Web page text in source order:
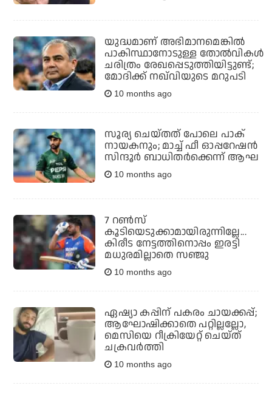
യുദ്ധമാണ് അഭിമാനമെങ്കില്‍
പാകിസ്ഥാനോടുള്ള തോല്‍വികള്‍
ചരിത്രം രേഖപ്പെടുത്തിയിട്ടുണ്ട്;
മോദിക്ക് നഖ്‌വിയുടെ മറുപടി
10 months ago
സൂര്യ ചെയ്തത് പോലെ പാക്
നായകനും; മാച്ച് ഫീ ഓപ്പറേഷന്‍
സിന്ദൂര്‍ ബാധിതര്‍ക്കെന്ന് ആഘ
10 months ago
7 റണ്‍സ്
കൂടിയെടുക്കാമായിരുന്നില്ലേ...
കിരീട നേട്ടത്തിനൊപ്പം ഇരട്ടി
മധുരമില്ലാതെ സഞ്ജു
10 months ago
ഏഷ്യാ കപ്പിന് പകരം ചായക്കപ്പ്;
ആഘോഷിക്കാതെ പറ്റില്ലല്ലോ,
മെസിയെ റീക്രിയേറ്റ് ചെയ്ത്
ചക്രവര്‍ത്തി
10 months ago